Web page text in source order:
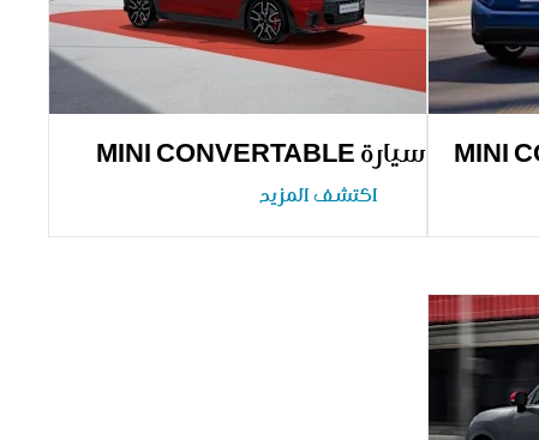
سيارة MINI CONVERTABLE
اكتشف المزيد